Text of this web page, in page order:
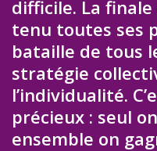
difficile. La
tenu toutes ses
bataille de tous
stratégie
l’individualité.
précieux : seul
ensemble on